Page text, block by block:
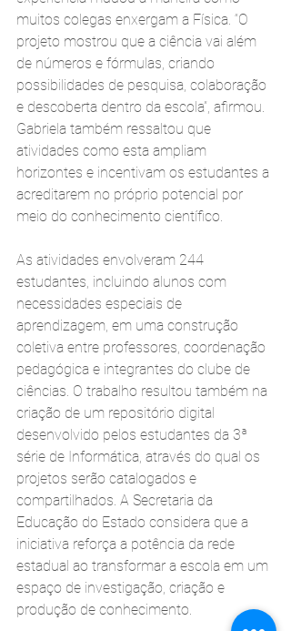
muitos colegas enxergam a Física. “O
projeto mostrou que a ciência vai além
de números e fórmulas, criando
possibilidades de pesquisa, colaboração
e descoberta dentro da escola”, afirmou.
Gabriela também ressaltou que
atividades como esta ampliam
horizontes e incentivam os estudantes a
acreditarem no próprio potencial por
meio do conhecimento científico.
As atividades envolveram 244
estudantes, incluindo alunos com
necessidades especiais de
aprendizagem, em uma construção
coletiva entre professores, coordenação
pedagógica e integrantes do clube de
ciências. O trabalho resultou também na
criação de um repositório digital
desenvolvido pelos estudantes da 3ª
série de Informática, através do qual os
projetos serão catalogados e
compartilhados. A Secretaria da
Educação do Estado considera que a
iniciativa reforça a potência da rede
estadual ao transformar a escola em um
espaço de investigação, criação e
produção de conhecimento.